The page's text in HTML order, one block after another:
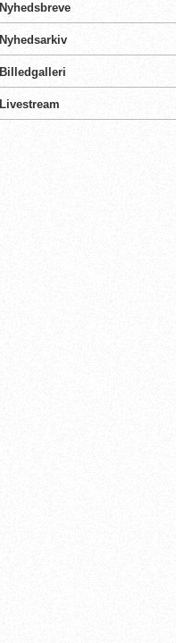
Nyhedsbreve
Nyhedsarkiv
Billedgalleri
Livestream